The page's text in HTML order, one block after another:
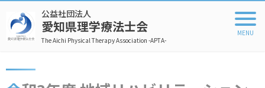
公益社団法人
愛知県理学療法士会
The Aichi Physical Therapy Association -APTA-